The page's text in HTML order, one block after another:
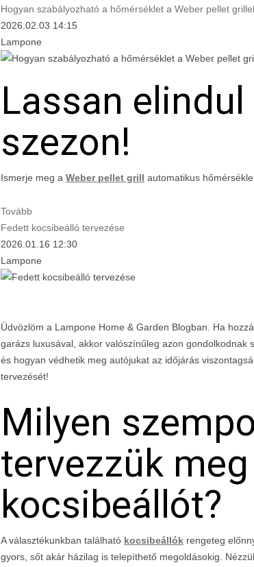
Hogyan szabályozható a hőmérséklet a Weber pellet
2026.02.03 14:15
Lampone
Lassan elindul
szezon!
Ismerje meg a Weber pellet grill automatikus
Tovább
Fedett kocsibeálló tervezése
2026.01.16 12:30
Lampone
Üdvözlöm a Lampone Home & Garden Blogban. Ha
garázs luxusával, akkor valószínűleg azon gondolkodnak
és hogyan védhetik meg autójukat az időjárás
tervezését!
Milyen
tervezzük
kocsibeállót?
A választékunkban található kocsibeállók rengeteg
gyors, sőt akár házilag is telepíthető megoldásokig.